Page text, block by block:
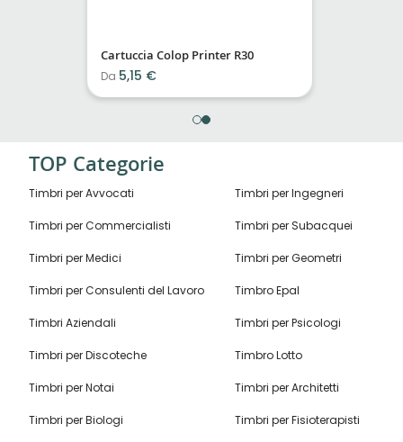
Cartuccia Colop Printer R30
Da 5,15 €
TOP Categorie
Timbri per Avvocati Timbri per Ingegneri
Timbri per Commercialisti Timbri per Subacquei
Timbri per Medici Timbri per Geometri
Timbri per Consulenti del Lavoro Timbro Epal
Timbri Aziendali Timbri per Psicologi
Timbri per Discoteche Timbro Lotto
Timbri per Notai Timbri per Architetti
Timbri per Biologi Timbri per Fisioterapisti